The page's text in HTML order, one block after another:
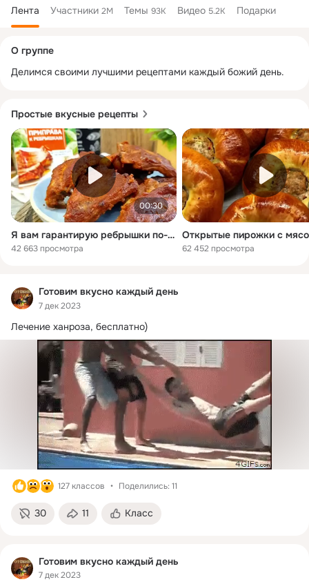
Лента Участники 2M Темы 93K Видео 5.2K Подарки
Простые вкусные рецепты
00:30
Я вам гарантирую ребрышки по-канадски - это одно из самых вкусных и доступных блюд
42 663 просмотра
Открытые пирожки с
62 452 просмотра
Готовим вкусно каждый день
7 дек 2023
Лeчeниe xaнpoзa, бeсплaтнo)
127 классов Поделились: 11
30 11 Класс
Готовим вкусно каждый день
7 дек 2023
колонка
О группе
Делимся своими лучшими рецептами каждый божий день.